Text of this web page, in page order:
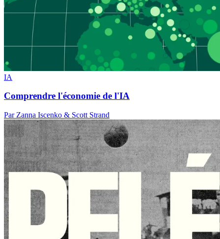
IA
Comprendre l'économie de l'IA
Par Zanna Iscenko & Scott Strand